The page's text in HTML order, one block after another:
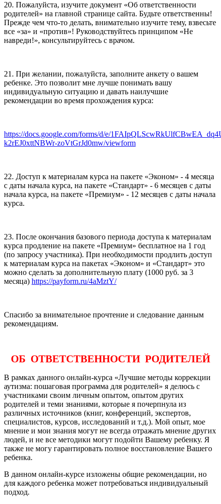
20. Пожалуйста, изучите документ «Об ответственности
родителей» на главной странице сайта. Будьте ответственны!
Прежде чем что-то делать, внимательно изучите тему, взвесьте
все «за» и «против»! Руководствуйтесь принципом «Не
навреди!», консультируйтесь с врачом.
21. При желании, пожалуйста, заполните анкету о вашем
ребенке. Это позволит мне лучше понимать вашу
индивидуальную ситуацию и давать наилучшие
рекомендации во время прохождения курса:
https://docs.google.com/forms/d/e/
k2rEJ0xttNBWr-zoVtGrJd0mw/viewform
22. Доступ к материалам курса на пакете «Эконом» - 4 месяца
с даты начала курса, на пакете «Стандарт» - 6 месяцев с даты
начала курса, на пакете «Премиум» - 12 месяцев с даты начала
курса.
23. После окончания базового периода доступа к материалам
курса продление на пакете «Премиум» бесплатное на 1 год
(по запросу участника). При необходимости продлить доступ
к материалам курса на пакетах «Эконом» и «Стандарт» это
можно сделать за дополнительную плату (1000 руб. за 3
месяца) https://payform.ru/4aMztY/
Спасибо за внимательное прочтение и следование данным
рекомендациям.
ОБ ОТВЕТСТВЕННОСТИ РОДИТЕЛЕЙ
В рамках данного онлайн-курса «Лучшие методы коррекции
аутизма: пошаговая программа для родителей» я делюсь с
участниками своим личным опытом, опытом других
родителей и теми знаниями, которые я почерпнула из
различных источников (книг, конференций, экспертов,
специалистов, курсов, исследований и т.д.). Мой опыт, мое
мнение и мои знания могут не всегда отражать мнение других
людей, и не все методики могут подойти Вашему ребенку. Я
также не могу гарантировать полное восстановление Вашего
ребенка.
В данном онлайн-курсе изложены общие рекомендации, но
для каждого ребенка может потребоваться индивидуальный
подход.